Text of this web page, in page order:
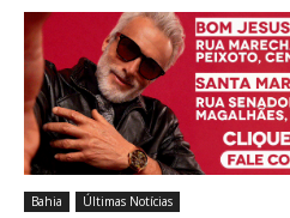
Bahia Últimas Notícias